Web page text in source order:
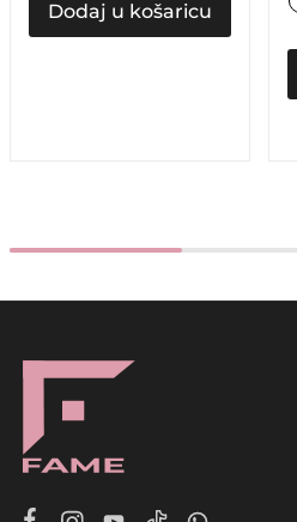
Dodaj u košaricu